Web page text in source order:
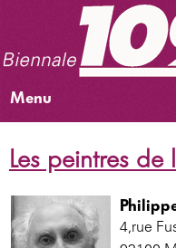
Menu
Les peintres
4,rue